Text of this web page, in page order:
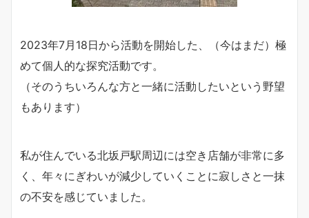
2023年7月18日から活動を開始した、（今はまだ）極
めて個人的な探究活動です。
（そのうちいろんな方と一緒に活動したいという野望
もあります）
私が住んでいる北坂戸駅周辺には空き店舗が非常に多
く、年々にぎわいが減少していくことに寂しさと一抹
の不安を感じていました。